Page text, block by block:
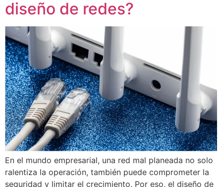
diseño de redes?
En el mundo empresarial, una red mal planeada no solo
ralentiza la operación, también puede comprometer la
seguridad y limitar el crecimiento. Por eso, el diseño de